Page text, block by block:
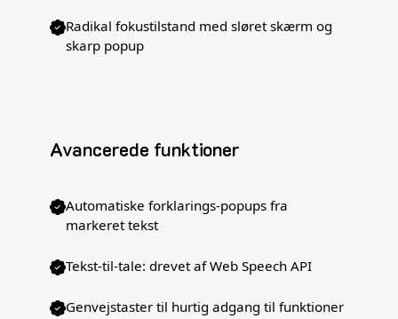
Radikal fokustilstand med sløret skærm og
skarp popup
Avancerede funktioner
Automatiske forklarings-popups fra
markeret tekst
Tekst-til-tale: drevet af Web Speech API
Genvejstaster til hurtig adgang til funktioner